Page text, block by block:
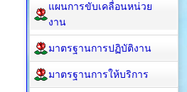
แผนการขับเคลื่อนหน่วย
งาน
มาตรฐานการปฏิบัติงาน
มาตรฐานการให้บริการ